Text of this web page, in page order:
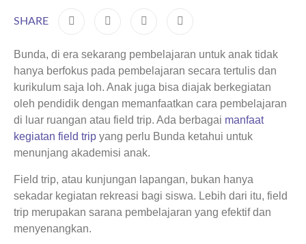
SHARE
Bunda, di era sekarang pembelajaran untuk anak tidak
hanya berfokus pada pembelajaran secara tertulis dan
kurikulum saja loh. Anak juga bisa diajak berkegiatan
oleh pendidik dengan memanfaatkan cara pembelajaran
di luar ruangan atau field trip. Ada berbagai manfaat
kegiatan field trip yang perlu Bunda ketahui untuk
menunjang akademisi anak.
Field trip, atau kunjungan lapangan, bukan hanya
sekadar kegiatan rekreasi bagi siswa. Lebih dari itu, field
trip merupakan sarana pembelajaran yang efektif dan
menyenangkan.